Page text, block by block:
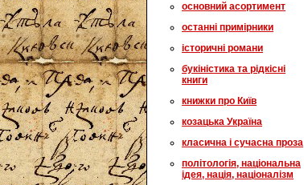
основний асортимент
останні примірники
історичні романи
букіністика та рідкісні
книги
книжки про Київ
козацька Україна
класична і сучасна проза
політологія, національна
ідея, нація, націоналізм